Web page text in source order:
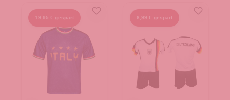
19,95 € gespart 6,99 € gespart